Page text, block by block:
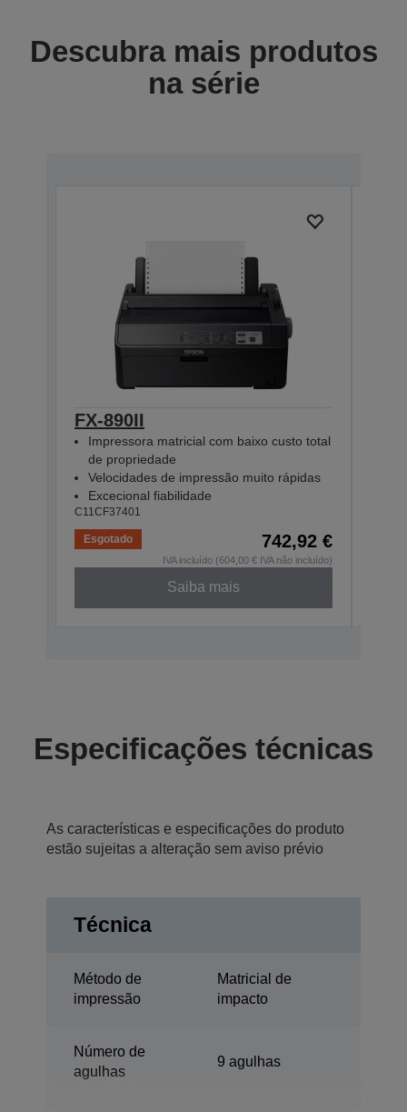
Descubra mais produtos
na série
FX-890II
Impressora matricial com baixo custo total
de propriedade
Velocidades de impressão muito rápidas
Excecional fiabilidade
C11CF37401
Esgotado 742,92 €
IVA incluído (604,00 € IVA não incluído)
Saiba mais
Especificações técnicas
As características e especificações do produto
estão sujeitas a alteração sem aviso prévio
Técnica
Método de
impressão
Matricial de
impacto
Número de
agulhas
9 agulhas